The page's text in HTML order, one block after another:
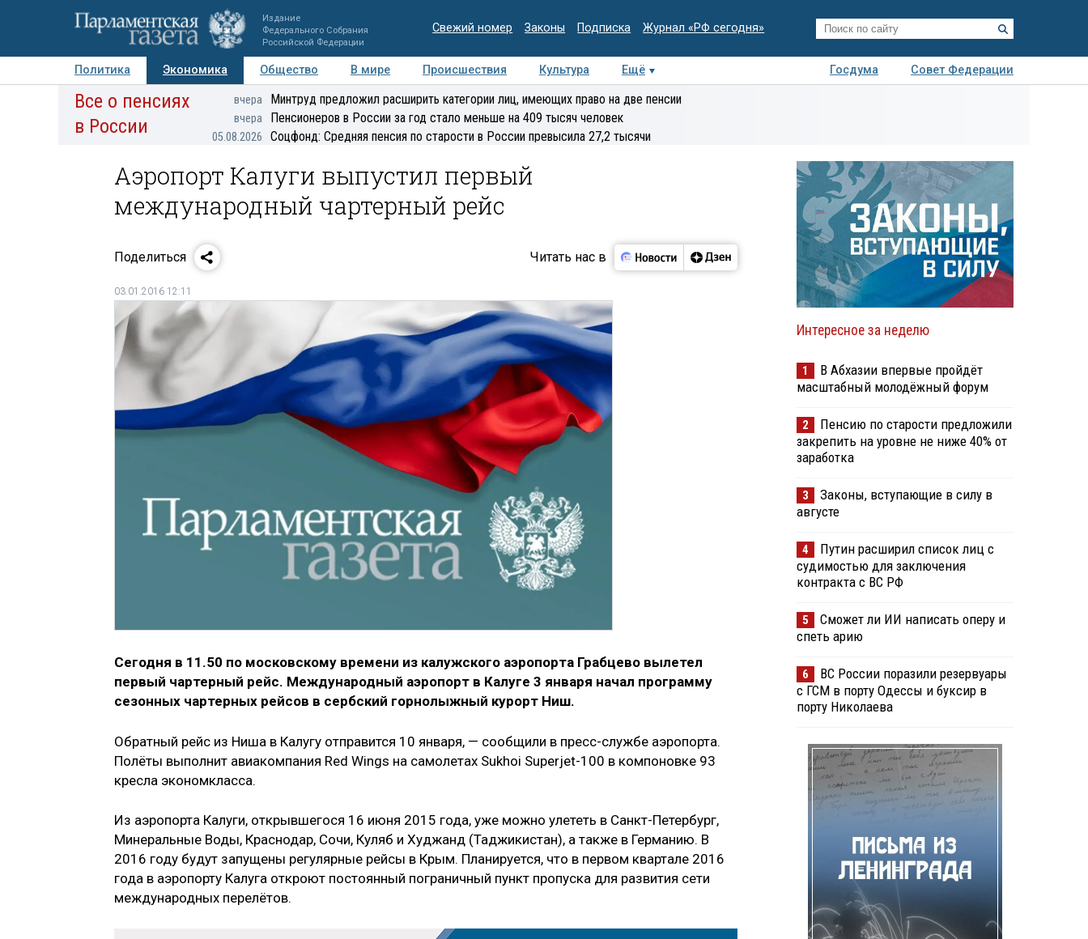
Издание
Федерального Собрания
Российской Федерации
Свежий номер Законы Подписка Журнал «РФ сегодня»
Политика Экономика Общество В мире Происшествия Культура Ещё Госдума
Совет Федерации
Авторы Персоны Мнения Регионы Медиацентр Интервью Колумнисты
Деловая
Все о пенсиях
в России
вчера Минтруд предложил расширить категории лиц, имеющих право на две пенсии
вчера Пенсионеров в России за год стало меньше на 409 тысяч человек
05.08.2026 Соцфонд: Средняя пенсия по старости в России превысила 27,2 тысячи
Аэропорт Калуги выпустил первый
международный чартерный рейс
Поделиться Читать нас в
03.01.2016 12:11
Сегодня в 11.50 по московскому времени из калужского аэропорта Грабцево вылетел
первый чартерный рейс. Международный аэропорт в Калуге 3 января начал программу
сезонных чартерных рейсов в сербский горнолыжный курорт Ниш.
Обратный рейс из Ниша в Калугу отправится 10 января, — сообщили в пресс-службе аэропорта.
Полёты выполнит авиакомпания Red Wings на самолетах Sukhoi Superjet-100 в компоновке 93
кресла экономкласса.
Из аэропорта Калуги, открывшегося 16 июня 2015 года, уже можно улететь в Санкт-Петербург,
Минеральные Воды, Краснодар, Сочи, Куляб и Худжанд (Таджикистан), а также в Германию. В
2016 году будут запущены регулярные рейсы в Крым. Планируется, что в первом квартале 2016
года в аэропорту Калуга откроют постоянный пограничный пункт пропуска для развития сети
международных перелётов.
Интересное за неделю
1
В Абхазии впервые пройдёт
масштабный молодёжный форум
2
Пенсию по старости предложили
закрепить на уровне не ниже 40% от
заработка
3
Законы, вступающие в силу в
августе
4
Путин расширил список лиц с
судимостью для заключения
контракта с ВС РФ
5
Сможет ли ИИ написать оперу и
спеть арию
6
ВС России поразили резервуары
с ГСМ в порту Одессы и буксир в
порту Николаева